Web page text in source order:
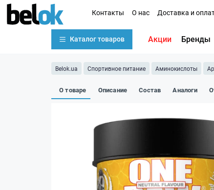
Контакты О нас Доставка и
Каталог товаров Акции Бренды
Belok.ua Спортивное питание Аминокислоты
О товаре Описание Состав Аналоги